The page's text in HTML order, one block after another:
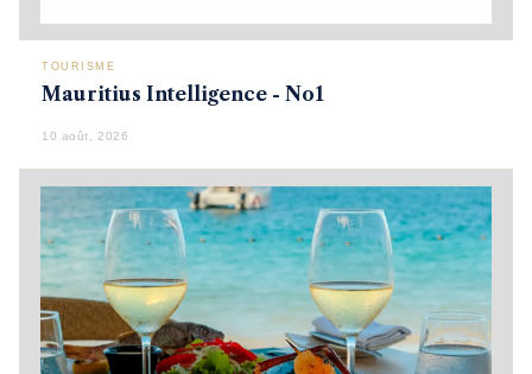
TOURISME
Mauritius Intelligence - No1
10 août, 2026